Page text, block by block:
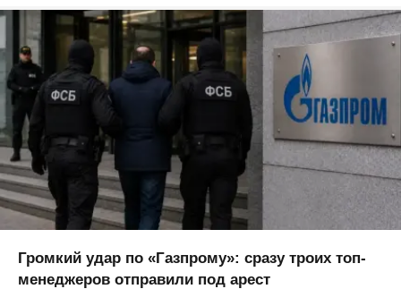
Громкий удар по «Газпрому»: сразу троих топ-
менеджеров отправили под арест